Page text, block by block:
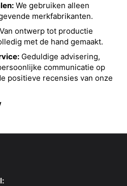
We gebruiken alleen
merkfabrikanten.
Van ontwerp tot productie
met de hand gemaakt.
Geduldige advisering,
communicatie op
positieve recensies van onze